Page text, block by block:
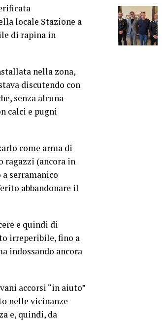
locale Stazione a
di rapina in
nella zona,
discutendo con
senza alcuna
calci e pugni
come arma di
ragazzi (ancora in
serramanico
abbandonare il
e quindi di
irreperibile, fino a
indossando ancora
accorsi “in aiuto”
nelle vicinanze
e, quindi, da